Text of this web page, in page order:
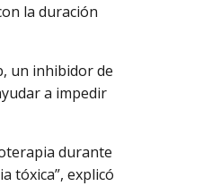
la duración
un inhibidor de
a impedir
durante
tóxica”, explicó